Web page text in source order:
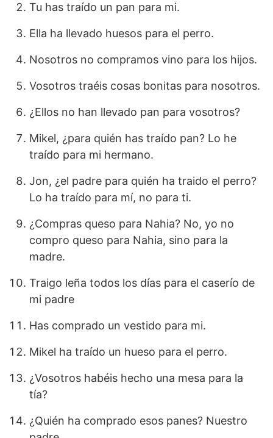
Tu has traído un pan para mi.
Ella ha llevado huesos para el perro.
Nosotros no compramos vino para los hijos.
Vosotros traéis cosas bonitas para nosotros.
¿Ellos no han llevado pan para vosotros?
Mikel, ¿para quién has traído pan? Lo he
traído para mi hermano.
Jon, ¿el padre para quién ha traido el perro?
Lo ha traído para mí, no para ti.
¿Compras queso para Nahia? No, yo no
compro queso para Nahia, sino para la
madre.
Traigo leña todos los días para el caserío de
mi padre
Has comprado un vestido para mi.
Mikel ha traído un hueso para el perro.
¿Vosotros habéis hecho una mesa para la
tía?
¿Quién ha comprado esos panes? Nuestro